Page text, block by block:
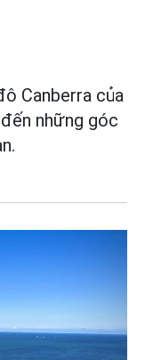
Canberra của
những góc